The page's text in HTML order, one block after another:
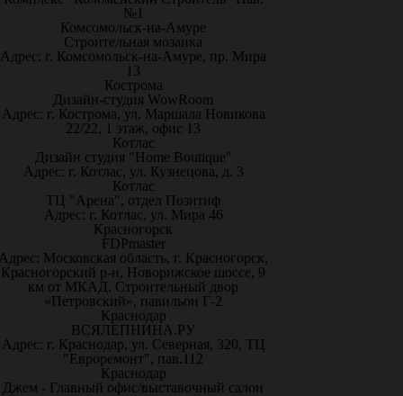
№1
Комсомольск-на-Амуре
Строительная мозаика
Адрес: г. Комсомольск-на-Амуре, пр. Мира
13
Кострома
Дизайн-студия WowRoom
Адрес: г. Кострома, ул. Маршала Новикова
22/22, 1 этаж, офис 13
Котлас
Дизайн студия "Home Boutique"
Адрес: г. Котлас, ул. Кузнецова, д. 3
Котлас
ТЦ "Арена", отдел Позитиф
Адрес: г. Котлас, ул. Мира 46
Красногорск
FDPmaster
Московская область, г. Красногорск,
Красногорский р-н, Новорижское шоссе, 9
км от МКАД. Строительный двор
«Петровский», павильон Г-2
Краснодар
ВСЯЛЕПНИНА.РУ
Адрес: г. Краснодар, ул. Северная, 320, ТЦ
"Евроремонт", пав.112
Краснодар
Джем - Главный офис/выставочный салон